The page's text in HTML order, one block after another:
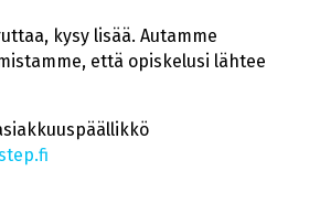
kysy lisää. Autamme
että opiskelusi lähtee